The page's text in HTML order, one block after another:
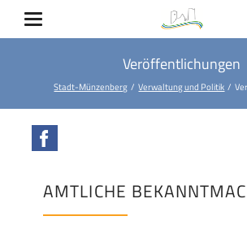
Veröffentlichungen
Stadt-Münzenberg Verwaltung und Politik
AMTLICHE